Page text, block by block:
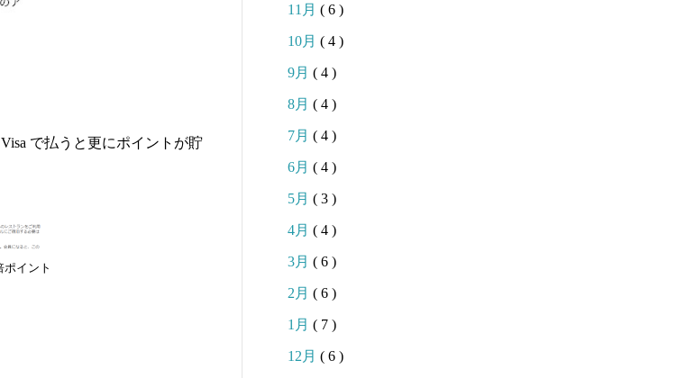
で払うと更にポイントが貯
イント
11月 ( 6 )
10月 ( 4 )
9月 ( 4 )
8月 ( 4 )
7月 ( 4 )
6月 ( 4 )
5月 ( 3 )
4月 ( 4 )
3月 ( 6 )
2月 ( 6 )
1月 ( 7 )
12月 ( 6 )